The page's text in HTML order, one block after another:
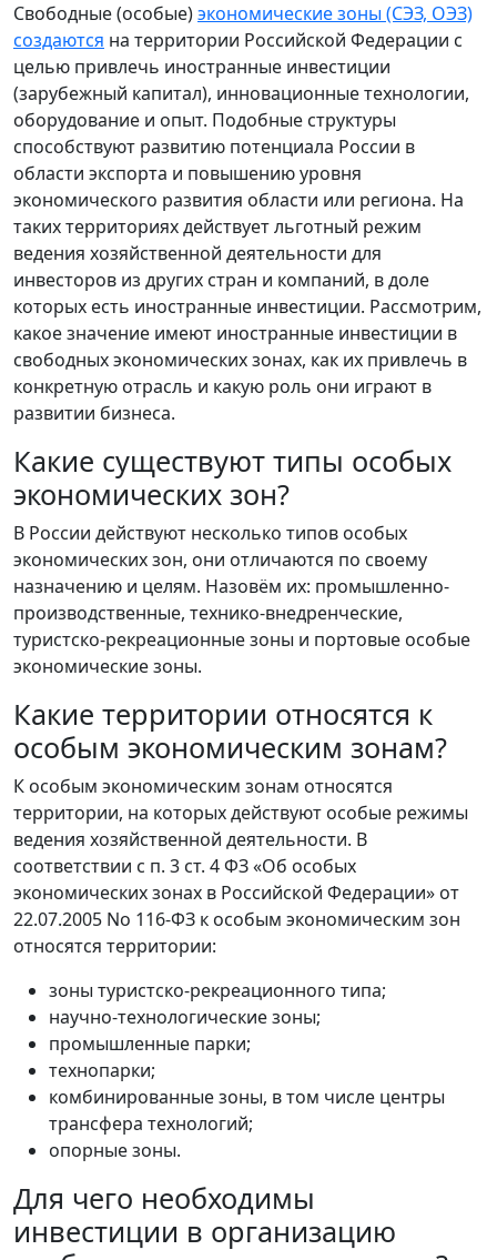
Свободные (особые)экономические зоны (СЭЗ, ОЭЗ)
создаются на территории Российской Федерации с
целью привлечь иностранные инвестиции
(зарубежный капитал), инновационные технологии,
оборудование и опыт. Подобные структуры
способствуют развитию потенциала России в
области экспорта и повышению уровня
экономического развития области или региона. На
таких территориях действует льготный режим
ведения хозяйственной деятельности для
инвесторов из других стран и компаний, в доле
которых есть иностранные инвестиции. Рассмотрим,
какое значение имеют иностранные инвестиции в
свободных экономических зонах, как их привлечь в
конкретную отрасль и какую роль они играют в
развитии бизнеса.
Какие существуют типы особых
экономических зон?
В России действуют несколько типов особых
экономических зон, они отличаются по своему
назначению и целям. Назовём их: промышленно-
производственные, технико-внедренческие,
туристско-рекреационные зоны и портовые особые
экономические зоны.
Какие территории относятся к
особым экономическим зонам?
К особым экономическим зонам относятся
территории, на которых действуют особые режимы
ведения хозяйственной деятельности. В
соответствии с п. 3 ст. 4 ФЗ «Об особых
экономических зонах в Российской Федерации» от
22.07.2005 No 116-ФЗ к особым экономическим зон
относятся территории:
зоны туристско-рекреационного типа;
научно-технологические зоны;
промышленные парки;
технопарки;
комбинированные зоны, в том числе центры
трансфера технологий;
опорные зоны.
Для чего необходимы
инвестиции в организацию